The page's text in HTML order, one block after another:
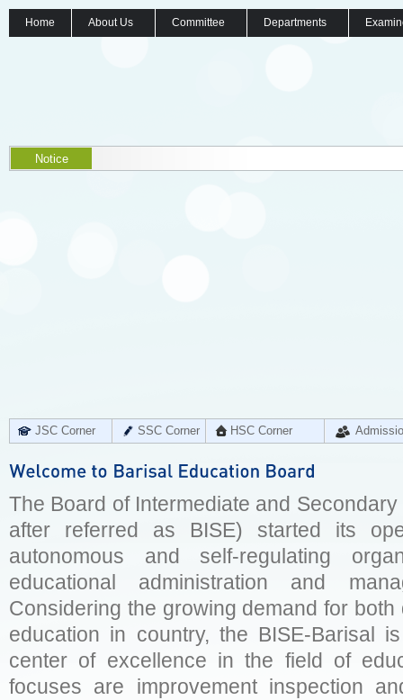
Home About Us Committee Departments
Notice
JSC Corner SSC Corner HSC Corner
The Board of Intermediate and
after referred as BISE) started its
autonomous and self-regulating
educational administration and
Considering the growing demand for
education in country, the BISE-Barisal
center of excellence in the field of
focuses are improvement inspection